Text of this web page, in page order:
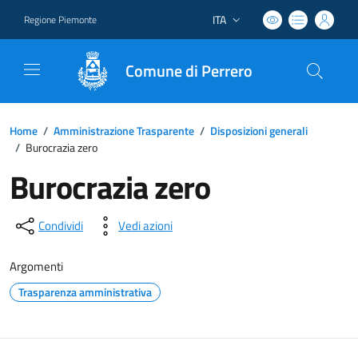
Regione Piemonte Lingua attiva:
ITA
Comune di Perrero
Home / Amministrazione Trasparente / Disposizioni generali
/ Burocrazia zero
Burocrazia zero
Condividi Vedi azioni
Argomenti
Trasparenza amministrativa